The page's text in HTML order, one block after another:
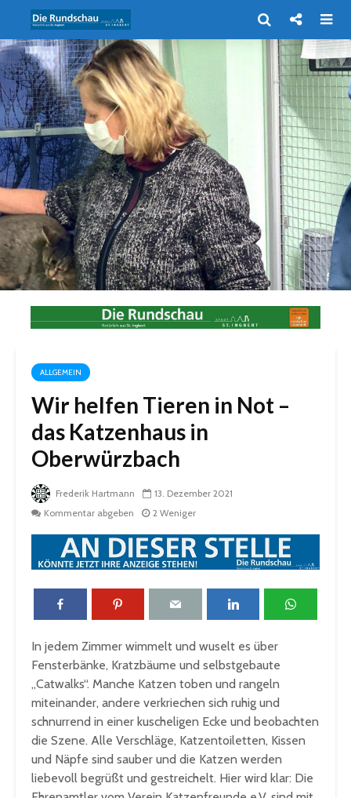
ALLGEMEIN
Wir helfen Tieren in Not –
das Katzenhaus in
Oberwürzbach
Frederik Hartmann
13. Dezember 2021
Kommentar abgeben
2 Weniger
In jedem Zimmer wimmelt und wuselt es über
Fensterbänke, Kratzbäume und selbstgebaute
„Catwalks“. Manche Katzen toben und rangeln
miteinander, andere verkriechen sich ruhig und
schnurrend in einer kuscheligen Ecke und beobachten
die Szene. Alle Verschläge, Katzentoiletten, Kissen
und Näpfe sind sauber und die Katzen werden
liebevoll begrüßt und gestreichelt. Hier wird klar: Die